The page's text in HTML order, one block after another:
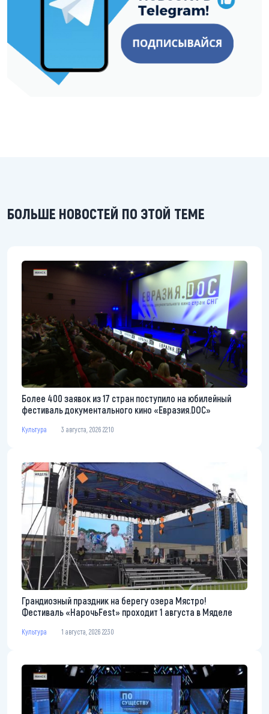
БОЛЬШЕ НОВОСТЕЙ ПО ЭТОЙ ТЕМЕ
Более 400 заявок из 17 стран поступило на юбилейный
фестиваль документального кино «Евразия.DOC»
Культура 3 августа, 2026 22:10
Грандиозный праздник на берегу озера Мястро!
Фестиваль «НарочьFest» проходит 1 августа в Мяделе
Культура 1 августа, 2026 22:30